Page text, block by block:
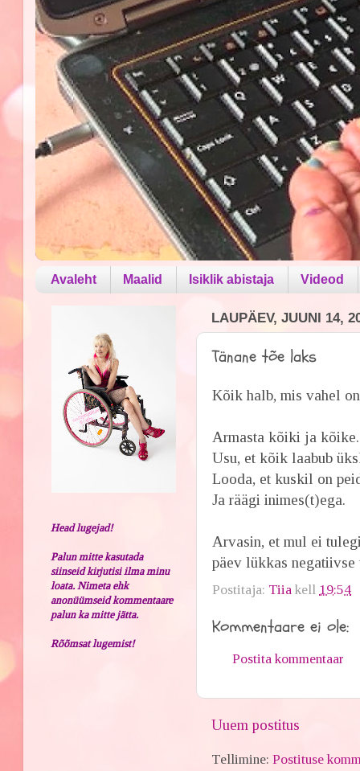
Avaleht Maalid Isiklik abistaja Videod
LAUPÄEV, JUUNI 14,
Tänane tõe laks
Kõik halb, mis vahel
Armasta kõiki ja
Usu, et kõik laabub
Looda, et kuskil on
Ja räägi inimes(t)ega.
Arvasin, et mul ei
päev lükkas negatiivse
Postitaja: Tiia kell 19:54
Kommentaare ei ole:
Postita kommentaar
Uuem postitus
Tellimine:Postituse
Head lugejad!
Palun mitte kasutada
siinseid kirjutisi ilma minu
loata. Nimeta ehk
anonüümseid kommentaare
palun ka mitte jätta.
Rõõmsat lugemist!